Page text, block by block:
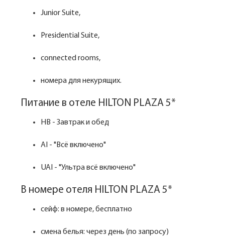
Junior Suite,
Presidential Suite,
connected rooms,
номера для некурящих.
Питание в отеле HILTON PLAZA 5*
HB - Завтрак и обед
AI - "Всё включено"
UAI - "Ультра всё включено"
В номере отеля HILTON PLAZA 5*
сейф: в номере, бесплатно
смена белья: через день (по запросу)